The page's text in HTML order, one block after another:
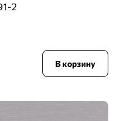
2
В корзину